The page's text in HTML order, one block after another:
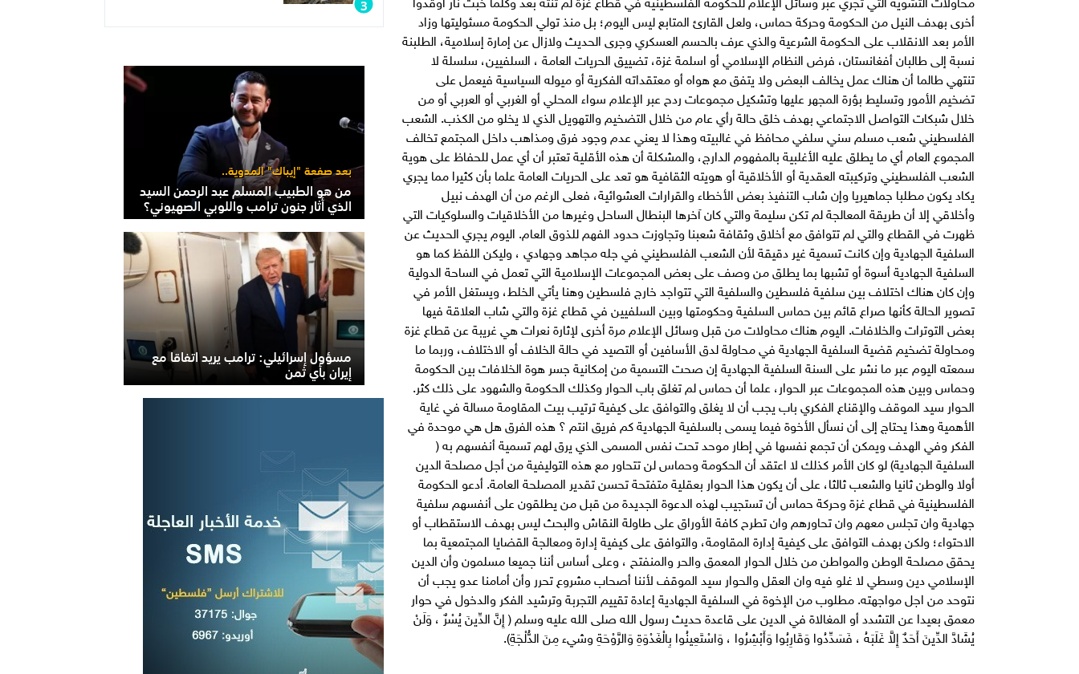
أخرى بهدف النيل من الحكومة وحركة حماس، ولعل القارئ المتابع ليس اليوم؛ بل منذ تولي الحكومة مسئوليتها وزاد
الأمر بعد الانقلاب على الحكومة الشرعية والذي عرف بالحسم العسكري وجرى الحديث ولازال عن إمارة إسلامية، الطلبنة
نسبة إلى طالبان أفغانستان، فرض النظام الإسلامي أو اسلمة غزة، تضييق الحريات العامة ، السلفيين، سلسلة لا
تنتهي طالما أن هناك عمل يخالف البعض ولا يتفق مع هواه أو معتقداته الفكرية أو ميوله السياسية فيعمل على
تضخيم الأمور وتسليط بؤرة المجهر عليها وتشكيل مجموعات ردح عبر الإعلام سواء المحلي أو الغربي أو العربي أو من
خلال شبكات التواصل الاجتماعي بهدف خلق حالة رأي عام من خلال التضخيم والتهويل الذي لا يخلو من الكذب. الشعب
الفلسطيني شعب مسلم سني سلفي محافظ في غالبيته وهذا لا يعني عدم وجود فرق ومذاهب داخل المجتمع تخالف
المجموع العام أي ما يطلق عليه الأغلبية بالمفهوم الدارج، والمشكلة أن هذه الأقلية تعتبر أن أي عمل للحفاظ على هوية
الشعب الفلسطيني وتركيبته العقدية أو الأخلاقية أو هويته الثقافية هو تعد على الحريات العامة علما بأن كثيرا مما يجري
يكاد يكون مطلبا جماهيريا وإن شاب التنفيذ بعض الأخطاء والقرارات العشوائية، فعلى الرغم من أن الهدف نبيل
وأخلاقي إلا أن طريقة المعالجة لم تكن سليمة والتي كان آخرها البنطال الساحل وغيرها من الأخلاقيات والسلوكيات التي
ظهرت في القطاع والتي لم تتوافق مع أخلاق وثقافة شعبنا وتجاوزت حدود الفهم للذوق العام. اليوم يجري الحديث عن
السلفية الجهادية وإن كانت تسمية غير دقيقة لأن الشعب الفلسطيني في جله مجاهد وجهادي ، وليكن اللفظ كما هو
السلفية الجهادية أسوة أو تشبها بما يطلق من وصف على بعض المجموعات الإسلامية التي تعمل في الساحة الدولية
وإن كان هناك اختلاف بين سلفية فلسطين والسلفية التي تتواجد خارج فلسطين وهنا يأتي الخلط، ويستغل الأمر في
تصوير الحالة كأنها صراع قائم بين حماس السلفية وحكومتها وبين السلفيين في قطاع غزة والتي شاب العلاقة فيها
بعض التوترات والخلافات. اليوم هناك محاولات من قبل وسائل الإعلام مرة أخرى لإثارة نعرات هي غريبة عن قطاع غزة
ومحاولة تضخيم قضية السلفية الجهادية في محاولة لدق الأسافين أو التصيد في حالة الخلاف أو الاختلاف، وربما ما
سمعته اليوم عبر ما نشر على السنة السلفية الجهادية إن صحت التسمية من إمكانية جسر هوة الخلافات بين الحكومة
وحماس وبين هذه المجموعات عبر الحوار، علما أن حماس لم تغلق باب الحوار وكذلك الحكومة والشهود على ذلك كثر.
الحوار سيد الموقف والإقناع الفكري باب يجب أن لا يغلق والتوافق على كيفية ترتيب بيت المقاومة مسالة في غاية
الأهمية وهذا يحتاج إلى أن نسأل الأخوة فيما يسمى بالسلفية الجهادية كم فريق انتم ؟ هذه الفرق هل هي موحدة في
الفكر وفي الهدف ويمكن أن تجمع نفسها في إطار موحد تحت نفس المسمى الذي يرق لهم تسمية أنفسهم به (
السلفية الجهادية) لو كان الأمر كذلك لا اعتقد أن الحكومة وحماس لن تتحاور مع هذه التوليفية من أجل مصلحة الدين
أولا والوطن ثانيا والشعب ثالثا، على أن يكون هذا الحوار بعقلية متفتحة تحسن تقدير المصلحة العامة. أدعو الحكومة
الفلسطينية في قطاع غزة وحركة حماس أن تستجيب لهذه الدعوة الجديدة من قبل من يطلقون على أنفسهم سلفية
جهادية وان تجلس معهم وان تحاورهم وان تطرح كافة الأوراق على طاولة النقاش والبحث ليس بهدف الاستقطاب أو
الاحتواء؛ ولكن بهدف التوافق على كيفية إدارة المقاومة، والتوافق على كيفية إدارة ومعالجة القضايا المجتمعية بما
يحقق مصلحة الوطن والمواطن من خلال الحوار المعمق والحر والمنفتح ، وعلى أساس أننا جميعا مسلمون وأن الدين
الإسلامي دين وسطي لا غلو فيه وان العقل والحوار سيد الموقف لأننا أصحاب مشروع تحرر وأن أمامنا عدو يجب أن
نتوحد من اجل مواجهته. مطلوب من الإخوة في السلفية الجهادية إعادة تقييم التجربة وترشيد الفكر والدخول في حوار
معمق بعيدا عن التشدد أو المغالاة في الدين على قاعدة حديث رسول الله صلى الله عليه وسلم ( إِنَّ الدِّينَ يُسْرٌ ، وَلَنْ
يُشَادَّ الدِّينَ أَحَدٌ إِلاَّ غَلَبَهُ ، فَسَدِّدُوا وَقَارِبُوا وَأَبْشِرُوا ، وَاسْتَعِينُوا بِالْغَدْوَةِ وَالرَّوْحَةِ وشيء مِنَ الدُّلْجَةِ).
بعد صفعة "إيباك" المدوية..
من هو الطبيب المسلم عبد الرحمن السيد
الذي أثار جنون ترامب واللوبي الصهيوني؟
مسؤول إسرائيلي: ترامب يريد اتفاقا مع
إيران بأي ثمن